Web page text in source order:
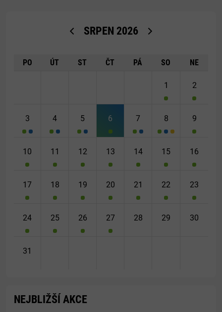
<Dříve
SRPEN 2026
PO ÚT ST ČT PÁ SO NE
1 2
3 4 5 6 7 8 9
10 11 12 13 14 15 16
17 18 19 20 21 22 23
24 25 26 27 28 29 30
31
NEJBLIŽŠÍ AKCE